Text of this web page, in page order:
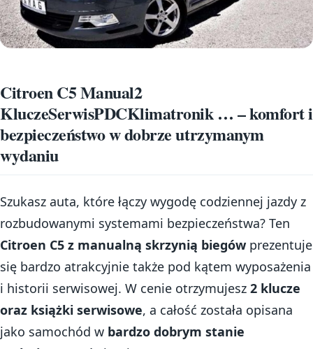
Citroen C5 Manual2
KluczeSerwisPDCKlimatronik … – komfort i
bezpieczeństwo w dobrze utrzymanym
wydaniu
Szukasz auta, które łączy wygodę codziennej jazdy z
rozbudowanymi systemami bezpieczeństwa? Ten
Citroen C5 z manualną skrzynią biegów prezentuje
się bardzo atrakcyjnie także pod kątem wyposażenia
i historii serwisowej. W cenie otrzymujesz 2 klucze
oraz książki serwisowe, a całość została opisana
jako samochód w bardzo dobrym stanie